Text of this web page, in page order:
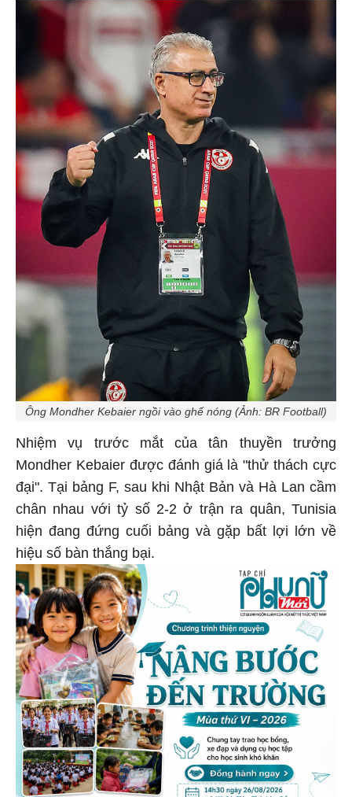
Ông Mondher Kebaier ngồi vào ghế nóng (Ảnh: BR Football)
Nhiệm vụ trước mắt của tân thuyền trưởng
Mondher Kebaier được đánh giá là "thử thách cực
đại". Tại bảng F, sau khi Nhật Bản và Hà Lan cầm
chân nhau với tỷ số 2-2 ở trận ra quân, Tunisia
hiện đang đứng cuối bảng và gặp bất lợi lớn về
hiệu số bàn thắng bại.